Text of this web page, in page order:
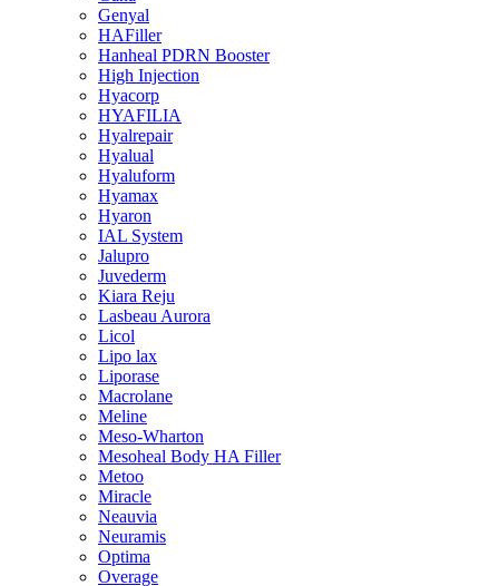
Genyal
HAFiller
Hanheal PDRN Booster
High Injection
Hyacorp
HYAFILIA
Hyalrepair
Hyalual
Hyaluform
Hyamax
Hyaron
IAL System
Jalupro
Juvederm
Kiara Reju
Lasbeau Aurora
Licol
Lipo lax
Liporase
Macrolane
Meline
Meso-Wharton
Mesoheal Body HA Filler
Metoo
Miracle
Neauvia
Neuramis
Optima
Overage